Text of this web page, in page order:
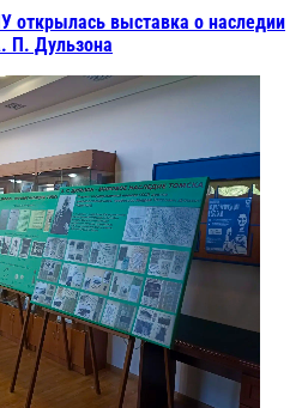
открылась выставка о наследии
П. Дульзона